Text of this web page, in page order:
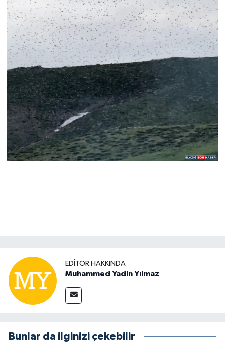
EDITÖR HAKKINDA
Muhammed Yadin Yılmaz
Bunlar da ilginizi çekebilir